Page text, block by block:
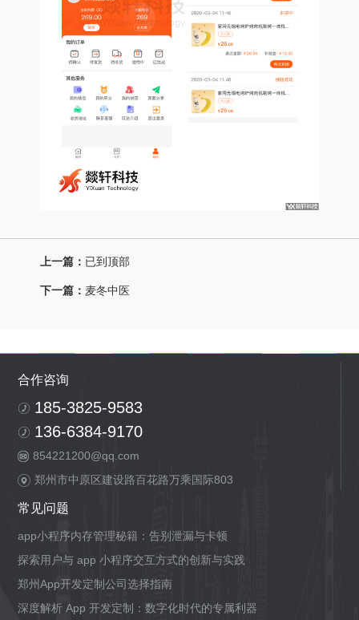
上一篇： 已到顶部
下一篇： 麦冬中医
合作咨询
185-3825-9583
136-6384-9170
854221200@qq.com
郑州市中原区建设路百花路万乘国际803
常见问题
app小程序内存管理秘籍：告别泄漏与卡顿
探索用户与 app 小程序交互方式的创新与实践
郑州App开发定制公司选择指南
深度解析 App 开发定制：数字化时代的专属利器